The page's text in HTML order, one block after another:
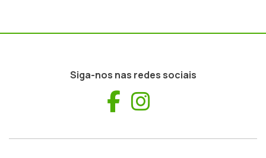
Siga-nos nas redes sociais
Facebook